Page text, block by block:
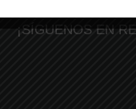
¡SÍGUENOS EN